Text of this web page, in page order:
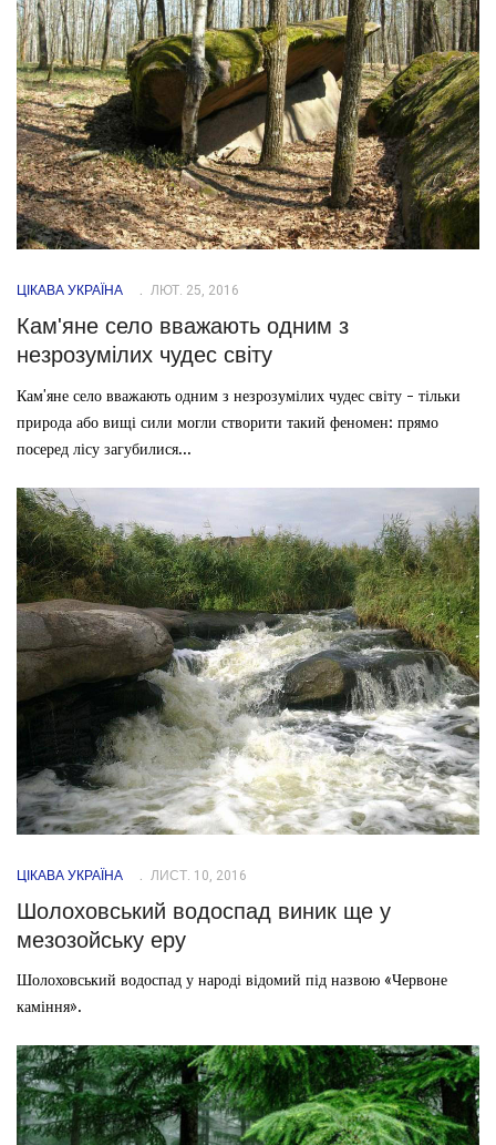
ЦІКАВА УКРАЇНА ЛЮТ. 25, 2016
Кам'яне село вважають одним з
незрозумілих чудес світу
Кам'яне село вважають одним з незрозумілих чудес світу - тільки
природа або вищі сили могли створити такий феномен: прямо
посеред лісу загубилися...
ЦІКАВА УКРАЇНА ЛИСТ. 10, 2016
Шолоховський водоспад виник ще у
мезозойську еру
Шолоховський водоспад у народі відомий під назвою «Червоне
каміння».